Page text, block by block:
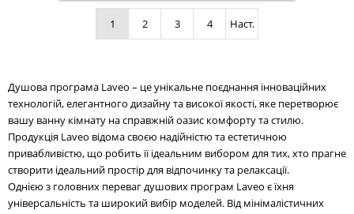
1 2 3 4 Наст.
Душова програма Laveo – це унікальне поєднання інноваційних
технологій, елегантного дизайну та високої якості, яке перетворює
вашу ванну кімнату на справжній оазис комфорту та стилю.
Продукція Laveo відома своєю надійністю та естетичною
привабливістю, що робить її ідеальним вибором для тих, хто прагне
створити ідеальний простір для відпочинку та релаксації.
Однією з головних переваг душових програм Laveo є їхня
універсальність та широкий вибір моделей. Від мінімалістичних